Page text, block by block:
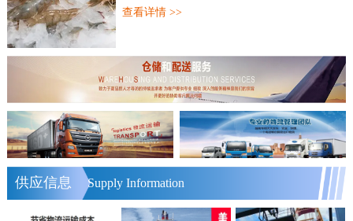
食、肉类、奶类、蛋类七大类食物按重量加权
查看详情 >>
供应信息 Supply Information